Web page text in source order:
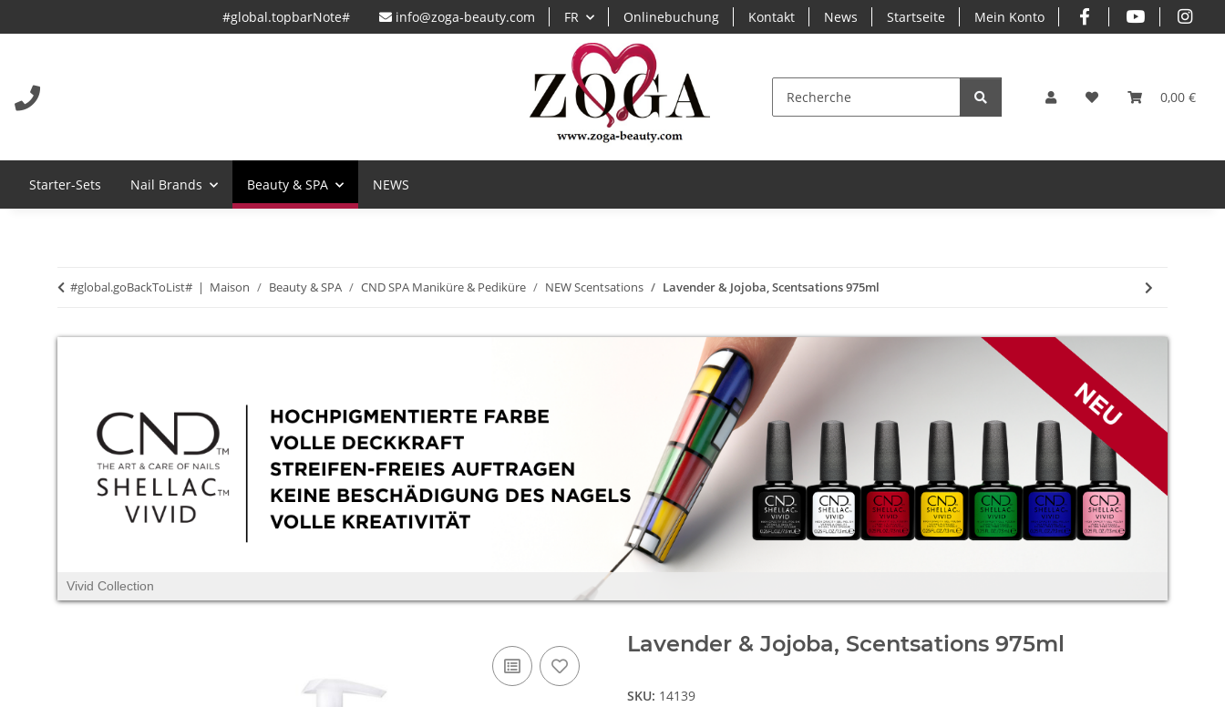
info@zoga-beauty.com FR Onlinebuchung Kontakt News Startseite Mein Konto
#global.topbarNote#
0,00 €
Starter-Sets Nail Brands Beauty & SPA NEWS
#global.goBackToList# Maison Beauty & SPA CND SPA Maniküre & Pediküre NEW Scentsations Lavender & Jojoba, Scentsations 975ml
Vivid Collection
Lavender & Jojoba, Scentsations 975ml
SKU: 14139